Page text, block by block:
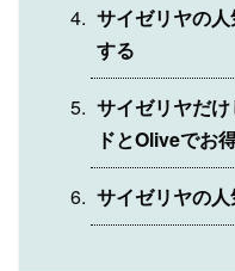
サイゼリヤの
する
サイゼリヤだ
ドとOliveでお
サイゼリヤの